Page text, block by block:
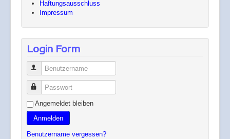
Haftungsausschluss
Impressum
Login Form
Benutzername
Passwort
Angemeldet bleiben
Anmelden
Benutzername vergessen?